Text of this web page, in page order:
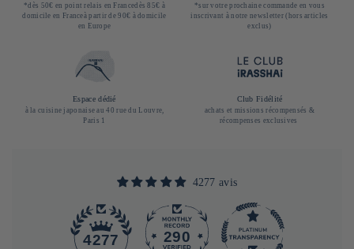
*dès 50€ en point relais en Francedès 85€ à
domicile en Franceà partir de 90€ à domicile
en Europe
*sur votre prochaine commande en vous
inscrivant à notre newsletter (hors articles
exclus)
Espace dédié
à la cuisine japonaise au 40 rue du Louvre,
Paris 1
Club Fidélité
achats et missions récompensés &
récompenses exclusives
4277 avis
4277 290